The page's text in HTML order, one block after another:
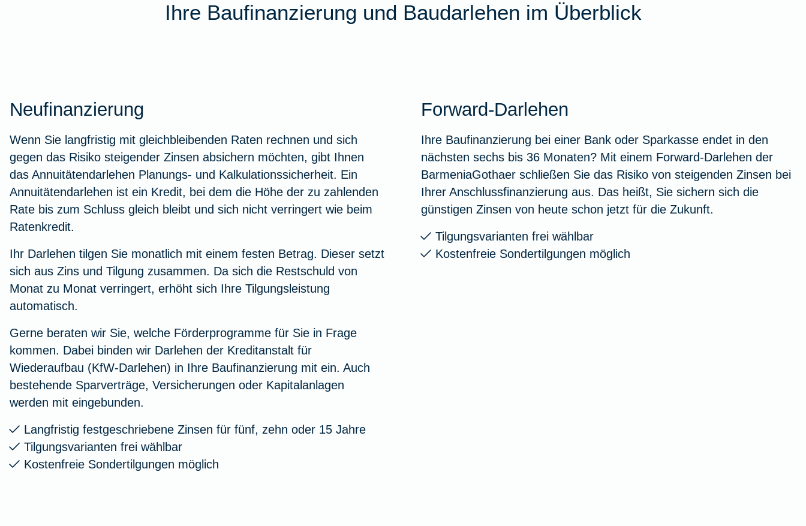
Ihre Baufinanzierung und Baudarlehen im Überblick
Neufinanzierung
Wenn Sie langfristig mit gleichbleibenden Raten rechnen und sich
gegen das Risiko steigender Zinsen absichern möchten, gibt Ihnen
das Annuitätendarlehen Planungs- und Kalkulationssicherheit. Ein
Annuitätendarlehen ist ein Kredit, bei dem die Höhe der zu zahlenden
Rate bis zum Schluss gleich bleibt und sich nicht verringert wie beim
Ratenkredit.
Ihr Darlehen tilgen Sie monatlich mit einem festen Betrag. Dieser setzt
sich aus Zins und Tilgung zusammen. Da sich die Restschuld von
Monat zu Monat verringert, erhöht sich Ihre Tilgungsleistung
automatisch.
Gerne beraten wir Sie, welche Förderprogramme für Sie in Frage
kommen. Dabei binden wir Darlehen der Kreditanstalt für
Wiederaufbau (KfW-Darlehen) in Ihre Baufinanzierung mit ein. Auch
bestehende Sparverträge, Versicherungen oder Kapitalanlagen
werden mit eingebunden.
Langfristig festgeschriebene Zinsen für fünf, zehn oder 15 Jahre
Tilgungsvarianten frei wählbar
Kostenfreie Sondertilgungen möglich
Forward-Darlehen
Ihre Baufinanzierung bei einer Bank oder Sparkasse endet in den
nächsten sechs bis 36 Monaten? Mit einem Forward-Darlehen der
BarmeniaGothaer schließen Sie das Risiko von steigenden Zinsen bei
Ihrer Anschlussfinanzierung aus. Das heißt, Sie sichern sich die
günstigen Zinsen von heute schon jetzt für die Zukunft.
Tilgungsvarianten frei wählbar
Kostenfreie Sondertilgungen möglich